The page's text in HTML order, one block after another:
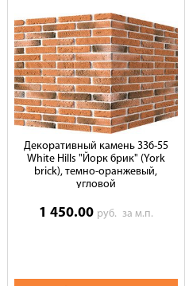
Декоративный камень 336-55
White Hills "Йорк брик" (York
brick), темно-оранжевый,
угловой
1 450.00 руб. за м.п.